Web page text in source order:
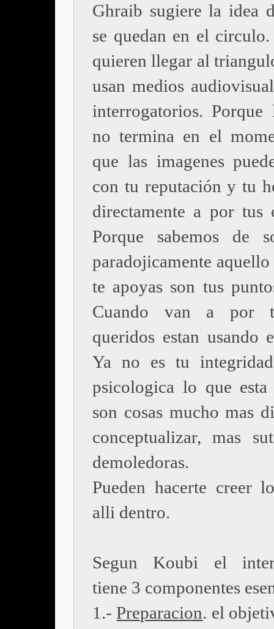
Ghraib sugiere la idea
se quedan en el
quieren llegar al
usan medios
interrogatorios. Porque
no termina en el
que las imagenes
con tu reputación y tu
directamente a por tus
Porque sabemos de
paradojicamente
te apoyas son tus
Cuando van a por
queridos estan usando
Ya no es tu
psicologica lo que
son cosas mucho mas
conceptualizar, mas
demoledoras.
Pueden hacerte creer
alli dentro.
Segun Koubi el
tiene 3 componentes
1.- Preparacion. el